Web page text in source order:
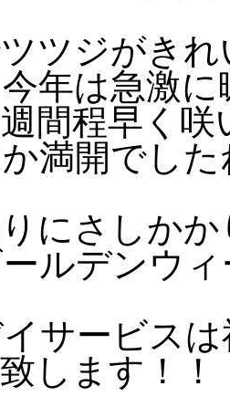
ツジがき
年は急激
間程早く咲
満開でした
にさしかか
ルデンウ
サービス
します！！